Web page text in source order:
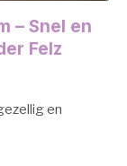
– Snel en
Felz
en